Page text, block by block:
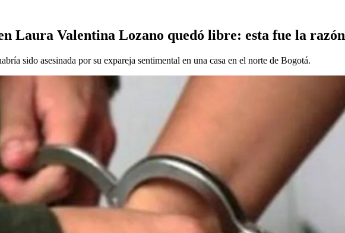
Laura Valentina Lozano quedó libre: esta fue la razón
sido asesinada por su expareja sentimental en una casa en el norte de Bogotá.